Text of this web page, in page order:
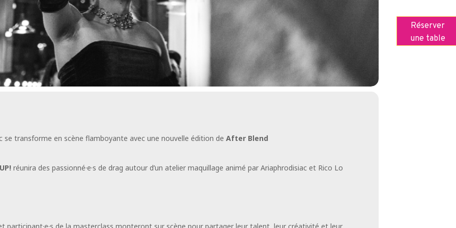
Réserver
une table
se transforme en scène flamboyante avec une nouvelle édition de After Blend
réunira des passionné·e·s de drag autour d’un atelier maquillage animé par Ariaphrodisiac et Rico Lo